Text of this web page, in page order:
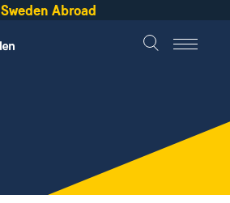
Sweden Abroad